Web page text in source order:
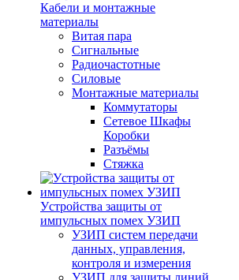
Кабели и монтажные
материалы
Витая пара
Сигнальные
Радиочастотные
Силовые
Монтажные материалы
Коммутаторы
Сетевое Шкафы
Коробки
Разъёмы
Стяжка
Уcтройства защиты от
импульсных помех УЗИП
УЗИП систем передачи
данных, управления,
контроля и измерения
УЗИП для защиты линий